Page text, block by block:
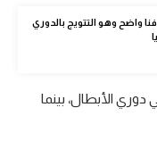
واضح وهو التتويج بالدوري
الأبطال، بينما